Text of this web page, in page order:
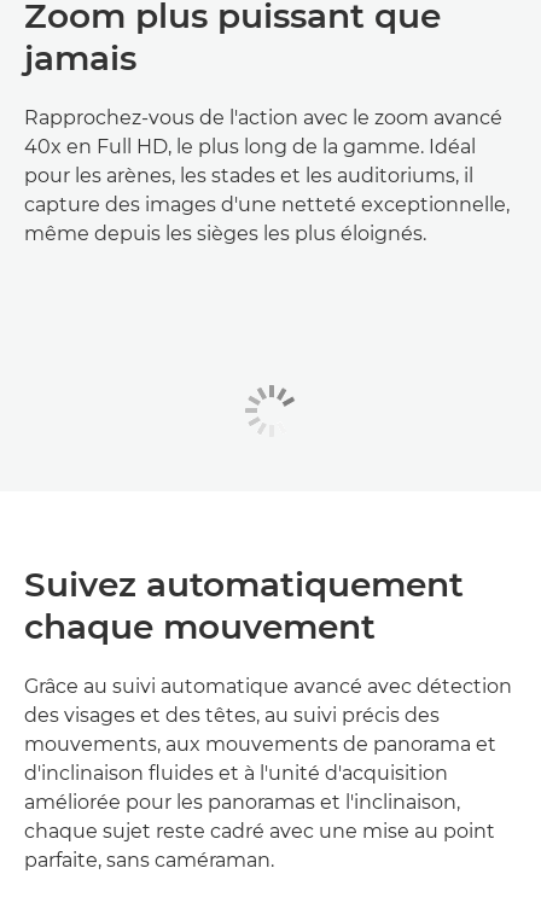
Zoom plus puissant que
jamais
Rapprochez-vous de l'action avec le zoom avancé
40x en Full HD, le plus long de la gamme. Idéal
pour les arènes, les stades et les auditoriums, il
capture des images d'une netteté exceptionnelle,
même depuis les sièges les plus éloignés.
Suivez automatiquement
chaque mouvement
Grâce au suivi automatique avancé avec détection
des visages et des têtes, au suivi précis des
mouvements, aux mouvements de panorama et
d'inclinaison fluides et à l'unité d'acquisition
améliorée pour les panoramas et l'inclinaison,
chaque sujet reste cadré avec une mise au point
parfaite, sans caméraman.